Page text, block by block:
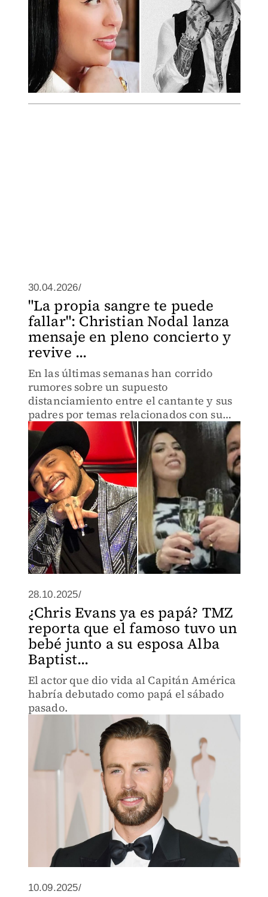
30.04.2026/
"La propia sangre te puede
fallar": Christian Nodal lanza
mensaje en pleno concierto y
revive ...
En las últimas semanas han corrido
rumores sobre un supuesto
distanciamiento entre el cantante y sus
padres por temas relacionados con su
carrera artística
28.10.2025/
¿Chris Evans ya es papá? TMZ
reporta que el famoso tuvo un
bebé junto a su esposa Alba
Baptist...
El actor que dio vida al Capitán América
habría debutado como papá el sábado
pasado.
10.09.2025/